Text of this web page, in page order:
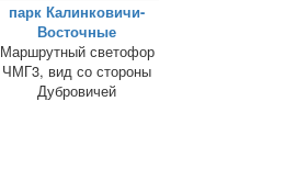
парк Калинковичи-
Восточные
Маршрутный светофор
ЧМГ3, вид со стороны
Дубровичей